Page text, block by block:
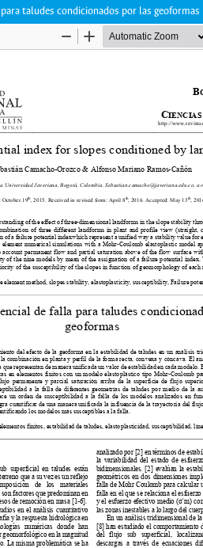
taludes condicionados por las geoformas